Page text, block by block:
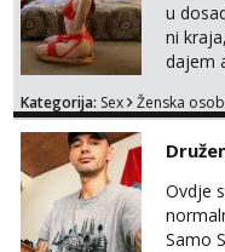
u
ni
dajem
trazim
me
Kategorija: Sex Ženska
Ovdje
Samo